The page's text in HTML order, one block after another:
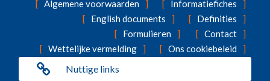
Algemene voorwaarden
Informatiefiches
English documents
Definities
Formulieren
Contact
Wettelijke vermelding
Ons cookiebeleid
Nuttige links